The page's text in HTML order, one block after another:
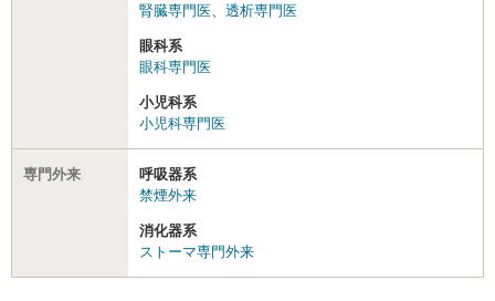
腎臓専門医、 透析専門医
眼科系
眼科専門医
小児科系
小児科専門医
専門外来
呼吸器系
禁煙外来
消化器系
ストーマ専門外来